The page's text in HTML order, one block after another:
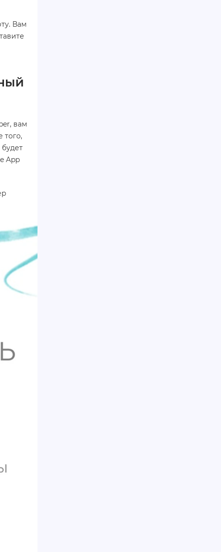
Вам
вам
того,
App